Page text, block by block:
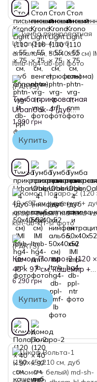
Тумба прикроватная
UrbanOak-4 (дуб
аппалачи, 50x40x52 см)
IMI
1 990 грн
Купить
Комод Поларо-2 (120 ×
40 × 97 см, кашемир +
дуб крафт серый)
6 290 грн
Купить